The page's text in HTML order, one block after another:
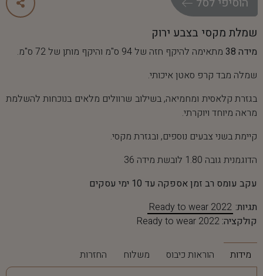
שמלת מקסי בצבע ירוק
מידה 38
מתאימה להיקף חזה של 94 ס"מ והיקף מותן של 72 ס"מ.
שמלה מבד קרפ סאטן איכותי.
בגזרת קלאסית ומחמיאה, בשילוב שרוולים מלאים בנוכחות להשלמת
מראה מיוחד ויוקרתי.
קיימת בשני צבעים נוספים, ובגזרת מקסי.
הדוגמנית גובה 1.80 לובשת מידה 36
עקב עומס רב זמן אספקה עד 10 ימי עסקים
תגיות: Ready to wear 2022
קולקציה: Ready to wear 2022
מידות הוראות כיבוס משלוח החזרות